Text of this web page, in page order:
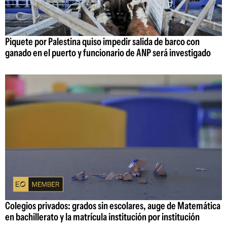
Piquete por Palestina quiso impedir salida de barco con
ganado en el puerto y funcionario de ANP será investigado
Colegios privados: grados sin escolares, auge de Matemática
en bachillerato y la matrícula institución por institución